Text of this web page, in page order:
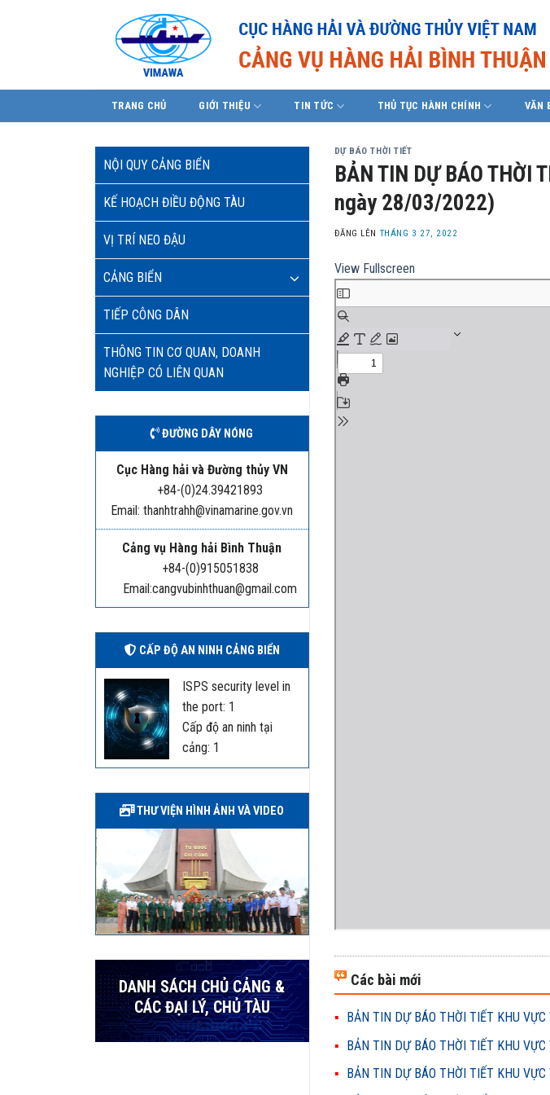
TRANG CHỦ GIỚI THIỆU TIN TỨC THỦ TỤC HÀNH CHÍNH VĂN
NỘI QUY CẢNG BIỂN
KẾ HOẠCH ĐIỀU ĐỘNG TÀU
VỊ TRÍ NEO ĐẬU
CẢNG BIỂN
TIẾP CÔNG DÂN
THÔNG TIN CƠ QUAN, DOANH
NGHIỆP CÓ LIÊN QUAN
ĐƯỜNG DÂY NÓNG
Cục Hàng hải và Đường thủy VN
+84-(0)24.39421893
Email: thanhtrahh@vinamarine.gov.vn
Cảng vụ Hàng hải Bình Thuận
+84-(0)915051838
Email:cangvubinhthuan@gmail.com
CẤP ĐỘ AN NINH CẢNG BIỂN
ISPS security level in
the port: 1
Cấp độ an ninh tại
cảng: 1
THƯ VIỆN HÌNH ẢNH VÀ VIDEO
DANH SÁCH CHỦ CẢNG &
CÁC ĐẠI LÝ, CHỦ TÀU
DỰ BÁO THỜI TIẾT
BẢN TIN DỰ BÁO THỜI
ngày 28/03/2022)
ĐĂNG LÊN THÁNG 3 27, 2022
View Fullscreen
Các bài mới
BẢN TIN DỰ BÁO THỜI TIẾT KHU
BẢN TIN DỰ BÁO THỜI TIẾT KHU
BẢN TIN DỰ BÁO THỜI TIẾT KHU